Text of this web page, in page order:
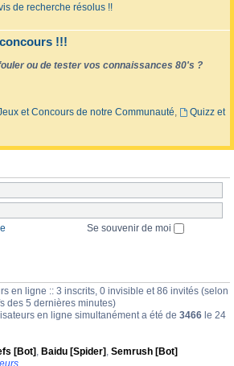
de recherche résolus !!
!!!
ou de tester vos connaissances 80's ?
et Concours de notre Communauté,
Quizz et
Se souvenir de moi
en ligne :: 3 inscrits, 0 invisible et 86 invités (selon
des 5 dernières minutes)
en ligne simultanément a été de 3466 le 24
[Bot] , Baidu [Spider] , Semrush [Bot]